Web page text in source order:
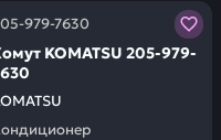
получаете гарантию
979-7630
KOMATSU 205-979-
запчасти у